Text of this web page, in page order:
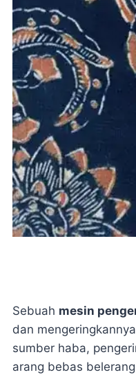
Sebuah mesin
dan
sumber haba,
arang bebas